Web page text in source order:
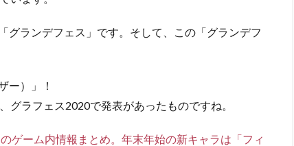
グランデフェス」です。そして、この「グランデフ
ー）」！
グラフェス2020で発表があったものですね。
ゲーム内情報まとめ。年末年始の新キャラは「フィ